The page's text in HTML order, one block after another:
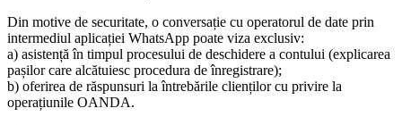
Din motive de securitate, o conversație cu operatorul de date prin
intermediul aplicației WhatsApp poate viza exclusiv:
a) asistență în timpul procesului de deschidere a contului (explicarea
pașilor care alcătuiesc procedura de înregistrare);
b) oferirea de răspunsuri la întrebările clienților cu privire la
operațiunile OANDA.